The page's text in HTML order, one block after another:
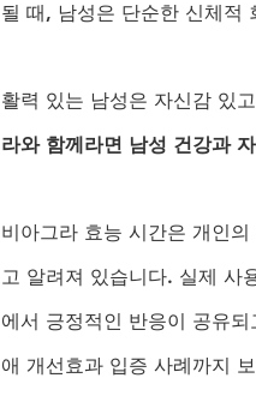
될 때, 남성은 단순한 신체적
활력 있는 남성은 자신감 있
라와 함께라면 남성 건강과
비아그라 효능 시간은 개인
고 알려져 있습니다. 실제 사
에서 긍정적인 반응이 공유
애 개선효과 입증 사례까지